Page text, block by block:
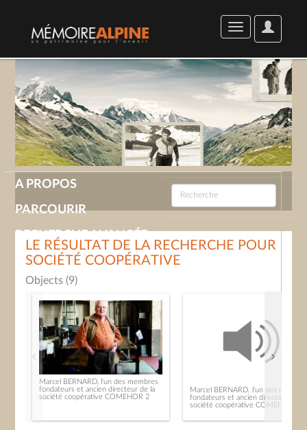
User
Options
Toggle
navigation
A PROPOS
PARCOURIR
RECHERCHE AVANCÉE
GALERIE
CONTACT
LE RÉSULTAT DE LA RECHERCHE POUR
SOCIÉTÉ COOPÉRATIVE
Objects (9)
Marcel BERNARD, l'un des membres
fondateurs et ancien directeur de la
société coopérative COMEHOR 2
Marcel BERNARD. l'un des
fondateurs et ancien directeur de la
société coopérative COMEHOR